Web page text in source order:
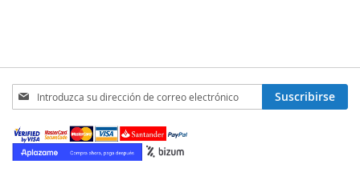
Inscríbase
a
nuestro
boletín
de
Suscribirse